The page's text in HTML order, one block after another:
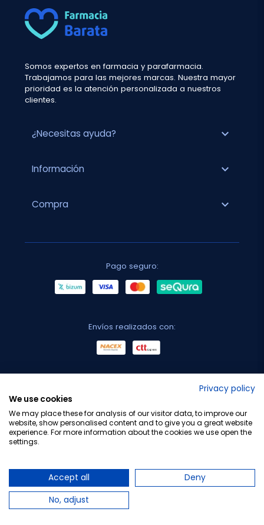
Somos expertos en farmacia y parafarmacia.
Trabajamos para las mejores marcas. Nuestra mayor
prioridad es la atención personalizada a nuestros
clientes.
¿Necesitas ayuda? expand_more
Información expand_more
Compra expand_more
Pago seguro:
Envíos realizados con:
Privacy policy
We use cookies
We may place these for analysis of our visitor data, to improve our
website, show personalised content and to give you a great website
experience. For more information about the cookies we use open the
settings.
Accept all
Deny
No, adjust